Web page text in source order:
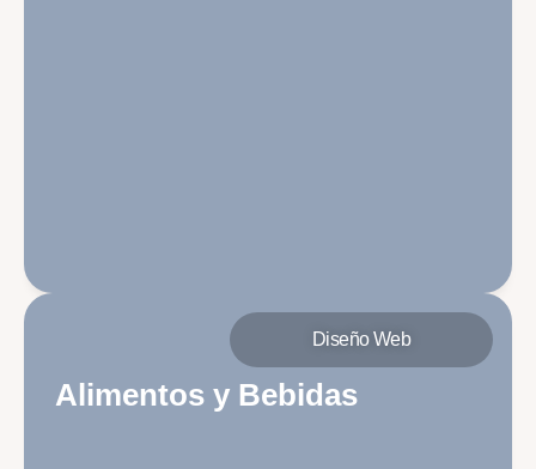
Diseño Web
Alimentos y Bebidas